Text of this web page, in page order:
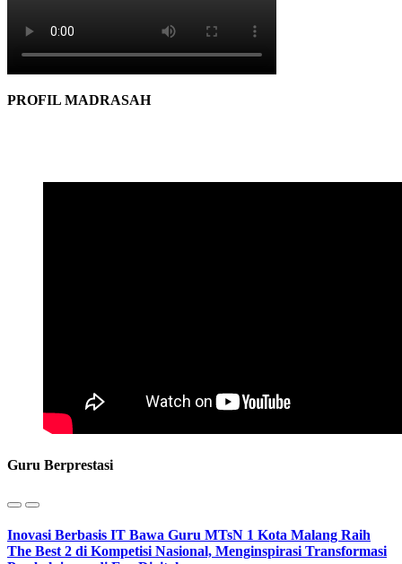
PROFIL MADRASAH
Guru Berprestasi
Inovasi Berbasis IT Bawa Guru MTsN 1 Kota Malang Raih
The Best 2 di Kompetisi Nasional, Menginspirasi Transformasi